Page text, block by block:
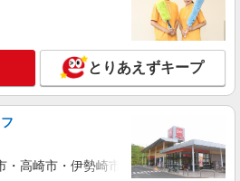
とりあえずキープ
・高崎市・伊勢崎市・太田市・館林市